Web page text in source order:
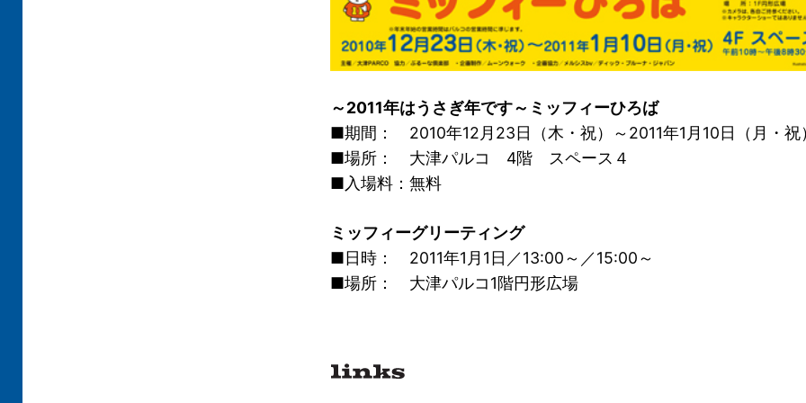
～2011年はうさぎ年です～ミッフィーひろば
■期間： 2010年12月23日（木・祝）～2011年1月10日（月・祝
■場所： 大津パルコ 4階 スペース４
■入場料：無料
ミッフィーグリーティング
■日時： 2011年1月1日／13:00～／15:00～
■場所： 大津パルコ1階円形広場